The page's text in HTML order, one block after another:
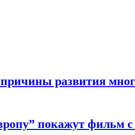
развития
покажут фильм с